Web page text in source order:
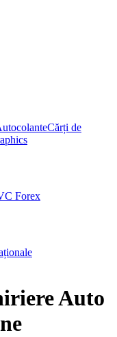
Cărți de
Forex
Auto